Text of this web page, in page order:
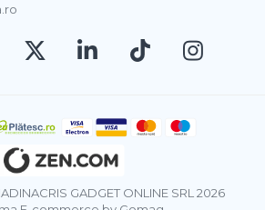
GADGET ONLINE SRL 2026